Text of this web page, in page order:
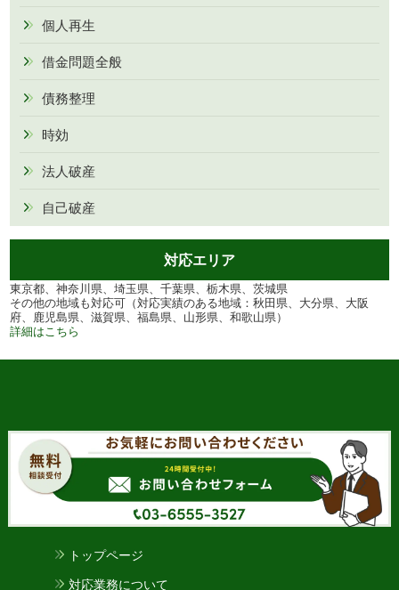
個人再生
借金問題全般
債務整理
時効
法人破産
自己破産
対応エリア
東京都、神奈川県、埼玉県、千葉県、栃木県、茨城県
その他の地域も対応可（対応実績のある地域：秋田県、大分県、大阪
府、鹿児島県、滋賀県、福島県、山形県、和歌山県）
詳細はこちら
トップページ
対応業務について